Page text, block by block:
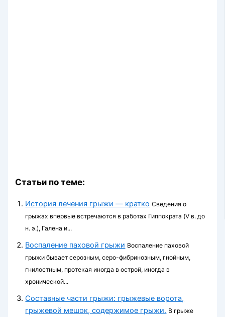
Статьи по теме:
История лечения грыжи — кратко Сведения о
грыжах впервые встречаются в работах Гиппократа (V в. до
н. э.), Галена и...
Воспаление паховой грыжи Воспаление паховой
грыжи бывает серозным, серо-фибринозным, гнойным,
гнилостным, протекая иногда в острой, иногда в
хронической...
Составные части грыжи: грыжевые ворота,
грыжевой мешок, содержимое грыжи. В грыже